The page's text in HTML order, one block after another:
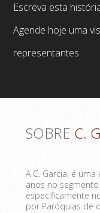
Escreva esta
Agende hoje uma
representantes.
SOBRE C.
A C. Garcia, é
anos no
especificamente
por Paróquias de